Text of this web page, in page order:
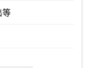
等